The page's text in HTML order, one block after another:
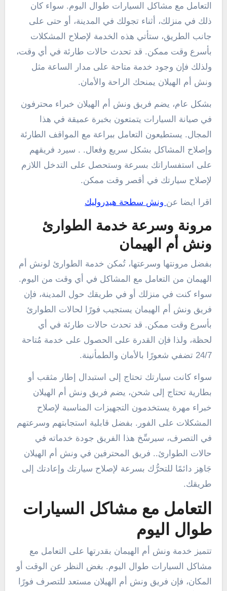
التعامل مع مشاكل السيارات طوال اليوم. سواء كان
ذلك في منزلك، أثناء تجولك في المدينة، أو حتى على
جانب الطريق، ستأتي هذه الخدمة لإصلاح المشكلات
بأسرع وقت ممكن. قد تحدث حالات طارئة في أي وقت،
ولذلك فإن وجود خدمة متاحة على مدار الساعة مثل
ونش أم الهيلان يمنحك الراحة والأمان.
بشكل عام، يضم فريق ونش أم الهيلان خبراء محترفون
في صيانة السيارات يتمتعون بخبرة عميقة في هذا
المجال. يستطيعون التعامل ببراعة مع المواقف الطارئة
وإصلاح المشاكل بشكل سريع وفعال. . سيرد فريقهم
على استفساراتك بسرعة وستحصل على التدخل اللازم
لإصلاح سيارتك في أقصر وقت ممكن.
اقرا ايضا عن ونش سطحة هيدروليك
مرونة وسرعة خدمة الطوارئ
ونش أم الهيمان
بفضل مرونتها وسرعتها، تُمكن خدمة الطوارئ لونش أم
الهيمان من التعامل مع المشاكل في أي وقت من اليوم.
سواء كنت في منزلك أو في طريقك حول المدينة، فإن
فريق ونش أم الهيمان يستجيب فورًا لحالات الطوارئ
بأسرع وقت ممكن. قد تحدث حالات طارئة في أي
لحظة، ولذا فإن القدرة على الحصول على خدمة مُتاحة
24/7 تضفي شعورًا بالأمان والطمأنينة.
سواء كانت سيارتك تحتاج إلى استبدال إطار مثقب أو
بطارية تحتاج إلى شحن، يضم فريق ونش أم الهيلان
خبراء مهرة يستخدمون التجهيزات المناسبة لإصلاح
المشكلات على الفور. بفضل قابلية استجابتهم وسرعتهم
في التصرف، سيرسِّخ هذا الفريق جودة خدماته في
حالات الطوارئ.. فريق المحترفين في ونش أم الهيلان
جَاهِز دائمًا للتحرُّك بسرعة لإصلاح سيارتك وإعادتك إلى
طريقك.
التعامل مع مشاكل السيارات
طوال اليوم
تتميز خدمة ونش أم الهيمان بقدرتها على التعامل مع
مشاكل السيارات طوال اليوم. بغض النظر عن الوقت أو
المكان، فإن فريق ونش أم الهيلان مستعد للتصرف فورًا